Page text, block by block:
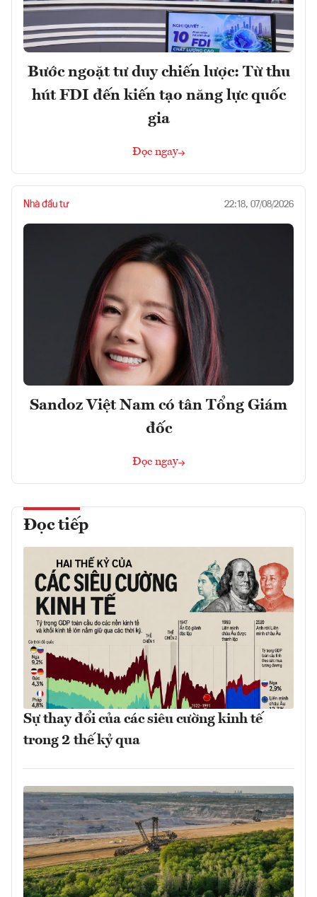
Bước ngoặt tư duy chiến lược: Từ thu
hút FDI đến kiến tạo năng lực quốc
gia
Đọc ngay
Nhà đầu tư 22:18, 07/08/2026
Sandoz Việt Nam có tân Tổng Giám
đốc
Đọc ngay
Đọc tiếp
Sự thay đổi của các siêu cường kinh tế
trong 2 thế kỷ qua